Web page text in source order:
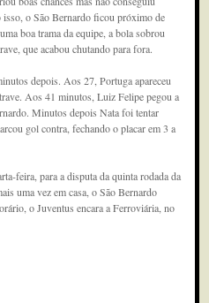
o São Bernardo ficou próximo de
boa trama da equipe, a bola sobrou
que acabou chutando para fora.
depois. Aos 27, Portuga apareceu
Aos 41 minutos, Luiz Felipe pegou a
Minutos depois Nata foi tentar
gol contra, fechando o placar em 3 a
feira, para a disputa da quinta rodada da
uma vez em casa, o São Bernardo
o Juventus encara a Ferroviária, no